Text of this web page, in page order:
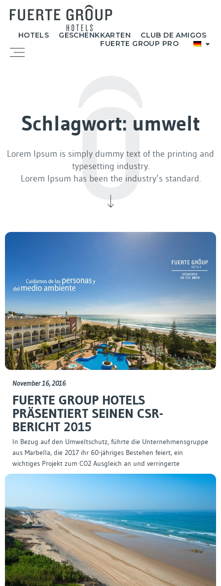
Inhalt
springenHOTELS GESCHENKKARTEN
CLUB DE AMIGOS
FUERTE GROUP PRO
Menü
Schlagwort: umwelt
Lorem Ipsum is simply dummy text of the printing and
typesetting industry.
Lorem Ipsum has been the industry’s standard.
FUERTE GROUP HOTELS
PRÄSENTIERT SEINEN CSR-
BERICHT 2015
November 16, 2016
In Bezug auf den Umweltschutz, führte die Unternehmensgruppe
aus Marbella, die 2017 ihr 60-jähriges Bestehen feiert, ein
wichtiges Projekt zum CO2 Ausgleich an und verringerte